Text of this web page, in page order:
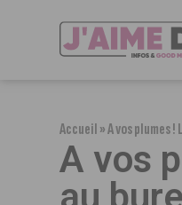
Accueil»A vos plumes
A vos